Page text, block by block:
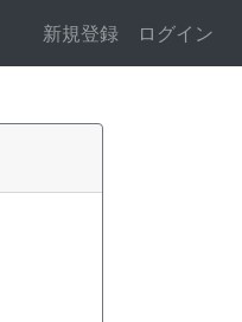
新規登録 ログイン